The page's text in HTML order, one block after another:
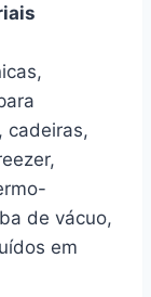
cadeiras,
de vácuo,
em